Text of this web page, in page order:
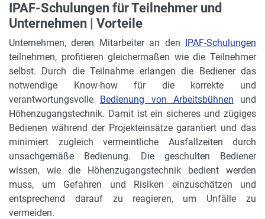
IPAF-Schulungen für Teilnehmer und
Unternehmen | Vorteile
Unternehmen, deren Mitarbeiter an den IPAF-Schulungen
teilnehmen, profitieren gleichermaßen wie die Teilnehmer
selbst. Durch die Teilnahme erlangen die Bediener das
notwendige Know-how für die korrekte und
verantwortungsvolle Bedienung von Arbeitsbühnen und
Höhenzugangstechnik. Damit ist ein sicheres und zügiges
Bedienen während der Projekteinsätze garantiert und das
minimiert zugleich vermeintliche Ausfallzeiten durch
unsachgemäße Bedienung. Die geschulten Bediener
wissen, wie die Höhenzugangstechnik bedient werden
muss, um Gefahren und Risiken einzuschätzen und
entsprechend darauf zu reagieren, um Unfälle zu
vermeiden.